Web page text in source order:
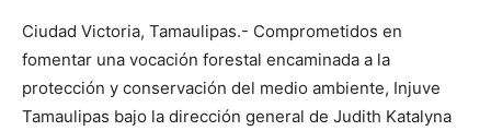
Ciudad Victoria, Tamaulipas.- Comprometidos en
fomentar una vocación forestal encaminada a la
protección y conservación del medio ambiente, Injuve
Tamaulipas bajo la dirección general de Judith Katalyna